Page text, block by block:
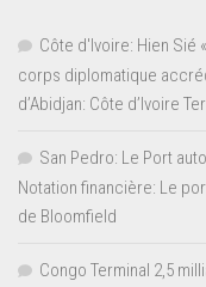
Côte d'Ivoire: Hien Sié
corps diplomatique
d’Abidjan: Côte d’Ivoire
San Pedro: Le Port
Notation financière: Le
de Bloomfield
Congo Terminal 2,5